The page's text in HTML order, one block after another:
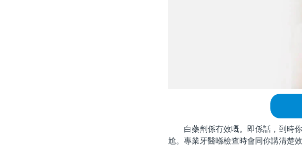
白藥劑係冇效嘅。即係話，到時你
尬。專業牙醫喺檢查時會同你講清楚